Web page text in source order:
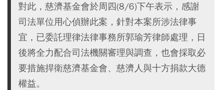
對此，慈濟基金會於周四(8/6)下午表示，感謝
司法單位用心偵辦此案，針對本案所涉法律事
宜，已委託理律法律事務所郭瑜芳律師處理，日
後將全力配合司法機關審理與調查，也會採取必
要措施捍衛慈濟基金會、慈濟人與十方捐款大德
權益。